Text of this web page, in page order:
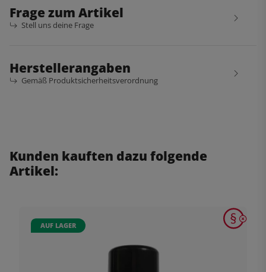
Frage zum Artikel
Stell uns deine Frage
Herstellerangaben
Gemäß Produktsicherheitsverordnung
Kunden kauften dazu folgende
Artikel:
AUF LAGER